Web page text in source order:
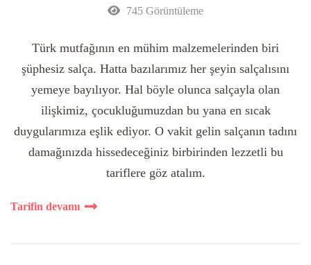
745 Görüntüleme
Türk mutfağının en mühim malzemelerinden biri
şüphesiz salça. Hatta bazılarımız her şeyin salçalısını
yemeye bayılıyor. Hal böyle olunca salçayla olan
ilişkimiz, çocukluğumuzdan bu yana en sıcak
duygularımıza eşlik ediyor. O vakit gelin salçanın tadını
damağınızda hissedeceğiniz birbirinden lezzetli bu
tariflere göz atalım.
Tarifin devamı